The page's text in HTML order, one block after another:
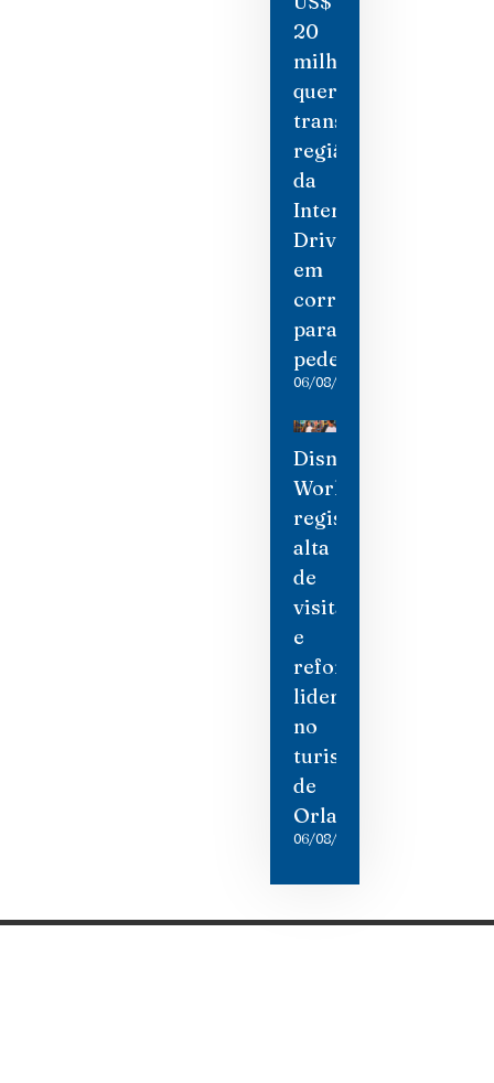
20
milhões
quer
transformar
região
da
International
Drive
em
corredor
para
pedestres
06/08/2026
Disney
World
registra
alta
de
visitantes
e
reforça
liderança
no
turismo
de
Orlando
06/08/2026